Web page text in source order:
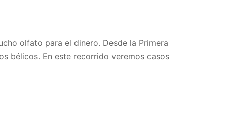
olfato para el dinero. Desde la Primera
bélicos. En este recorrido veremos casos